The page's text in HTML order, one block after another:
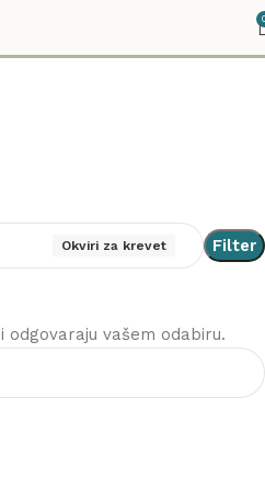
Okviri za krevet Filter
odgovaraju vašem odabiru.